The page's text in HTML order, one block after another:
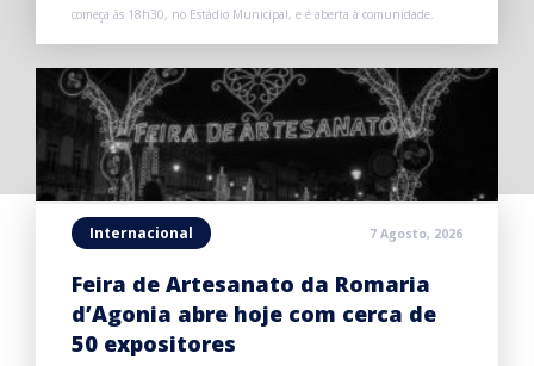
começa às 18h30, no Estádio Municipal, e é aberta à comunidade.
Internacional 7 Agosto, 2026
Feira de Artesanato da Romaria
d’Agonia abre hoje com cerca de
50 expositores